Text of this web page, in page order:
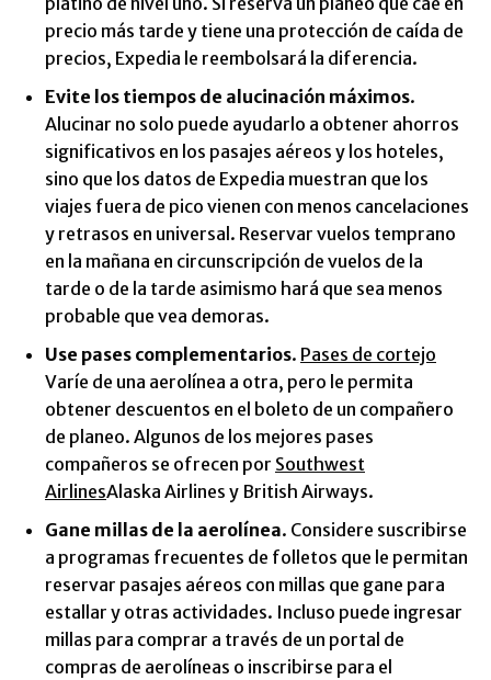
precio más tarde y tiene una protección de caída de
precios, Expedia le reembolsará la diferencia.
Evite los tiempos de alucinación máximos.
Alucinar no solo puede ayudarlo a obtener ahorros
significativos en los pasajes aéreos y los hoteles,
sino que los datos de Expedia muestran que los
viajes fuera de pico vienen con menos cancelaciones
y retrasos en universal. Reservar vuelos temprano
en la mañana en circunscripción de vuelos de la
tarde o de la tarde asimismo hará que sea menos
probable que vea demoras.
Use pases complementarios. Pases de cortejo
Varíe de una aerolínea a otra, pero le permita
obtener descuentos en el boleto de un compañero
de planeo. Algunos de los mejores pases
compañeros se ofrecen por Southwest
AirlinesAlaska Airlines y British Airways.
Gane millas de la aerolínea. Considere suscribirse
a programas frecuentes de folletos que le permitan
reservar pasajes aéreos con millas que gane para
estallar y otras actividades. Incluso puede ingresar
millas para comprar a través de un portal de
compras de aerolíneas o inscribirse para el